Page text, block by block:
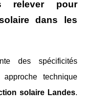
relever pour
dans les
des spécificités
technique
solaire Landes.